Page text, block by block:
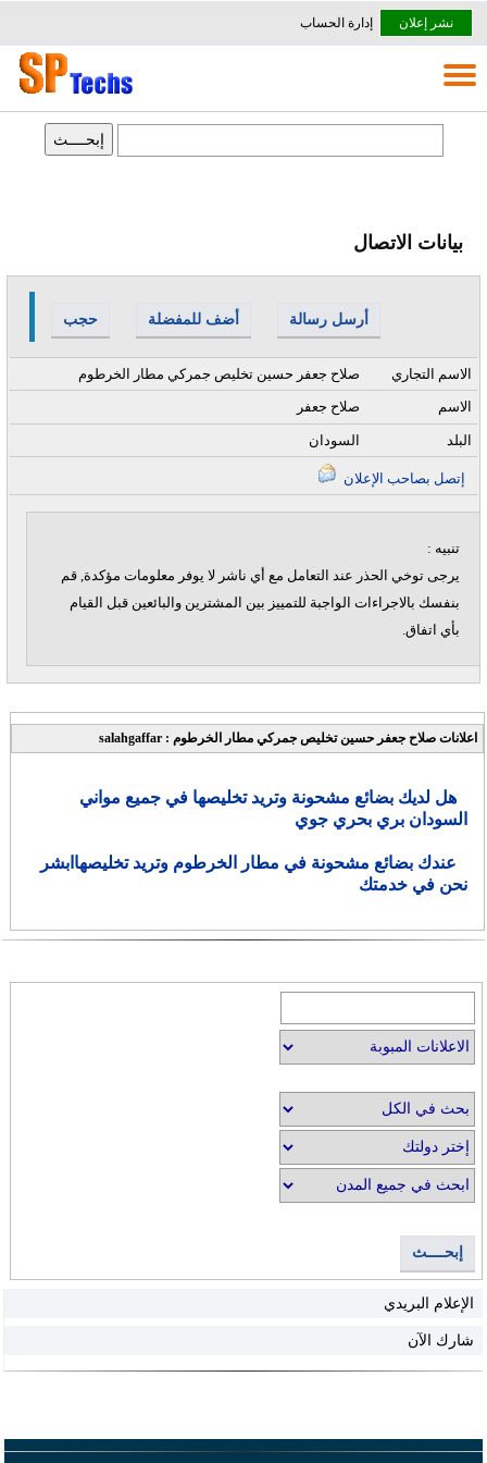
نشر إعلان إدارة الحساب
بيانات الاتصال
حجب أضف للمفضلة أرسل رسالة
صلاح جعفر حسين تخليص جمركي مطار الخرطوم
الاسم التجاري
صلاح جعفر
الاسم
السودان البلد
تنبيه :
يرجى توخي الحذر عند التعامل مع أي ناشر لا يوفر معلومات مؤكدة, قم
بنفسك بالاجراءات الواجبة للتمييز بين المشترين والبائعين قبل القيام
بأي اتفاق.
اعلانات صلاح جعفر حسين تخليص جمركي مطار الخرطوم : salahgaffar
هل لديك بضائع مشحونة وتريد تخليصها في جميع مواني
السودان بري بحري جوي
عندك بضائع مشحونة في مطار الخرطوم وتريد تخليصهاابشر
نحن في خدمتك
إبحــــث
الإعلام البريدي
شارك الآن